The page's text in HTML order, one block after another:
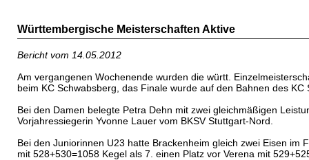
Württembergische Meisterschaften Aktive
Bericht vom 14.05.2012
Am vergangenen Wochenende wurden die württ.
beim KC Schwabsberg, das Finale wurde auf den Bahnen des
Bei den Damen belegte Petra Dehn mit zwei gleichmäßigen
Vorjahressiegerin Yvonne Lauer vom BKSV Stuttgart-Nord.
Bei den Juniorinnen U23 hatte Brackenheim gleich zwei Eisen
mit 528+530=1058 Kegel als 7. einen Platz vor Verena mit